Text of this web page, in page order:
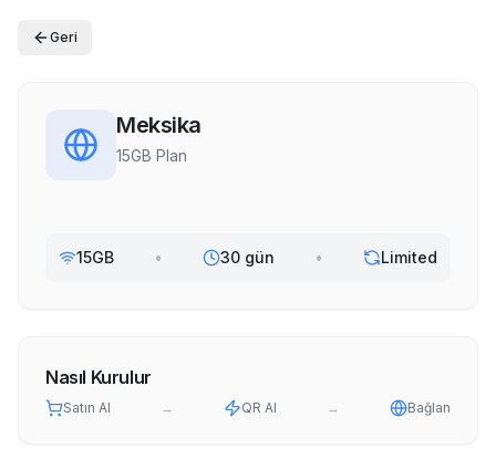
Geri
Meksika
15GB Plan
15GB • 30 gün • Limited
Nasıl Kurulur
Satın Al → QR Al → Bağlan